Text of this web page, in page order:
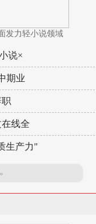
发力轻小说领域
说×
期业
职
线全
生产力"